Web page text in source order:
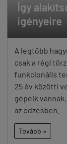
Így
igényeire
A legtöbb
csak a régi
funkcionális
25 év közötti
gépeik
az edzésben.
Tovább »